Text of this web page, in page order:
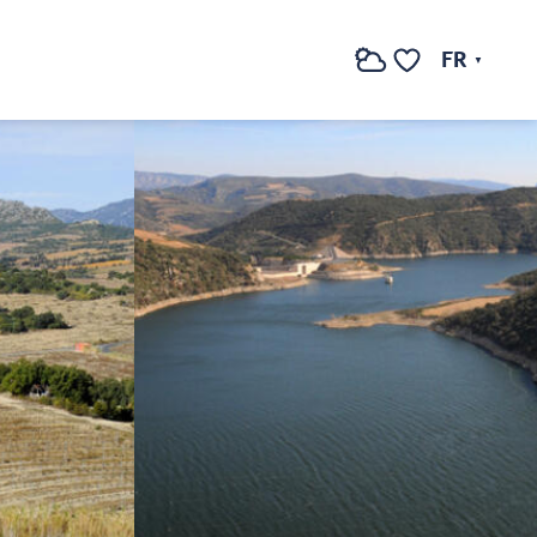
Recherche FR
Voir les photos (3)